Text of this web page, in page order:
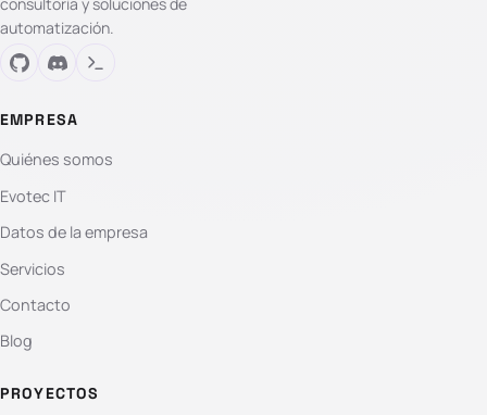
automatización.
EMPRESA
Quiénes somos
Evotec IT
Datos de la empresa
Servicios
Contacto
Blog
PROYECTOS